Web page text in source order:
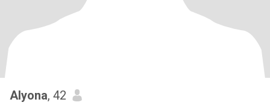
Alyona, 42